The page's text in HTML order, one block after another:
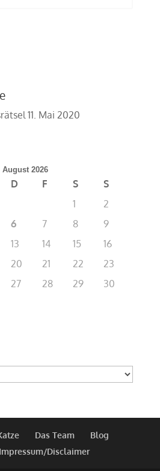
11. Mai 2020
August 2026
D F S
S
1
2
6 7 8
9
13 14 15
16
20 21 22
23
27 28 29
30
Das Team
Blog
Impressum/Disclaimer